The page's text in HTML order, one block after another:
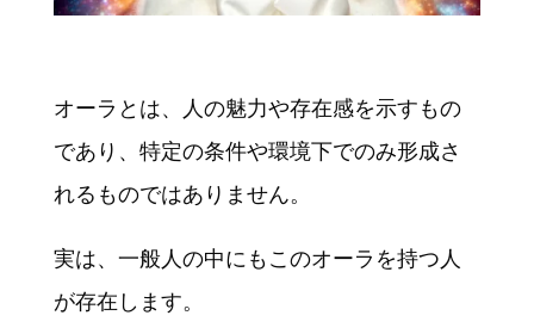
オーラとは、人の魅力や存在感を示すもの
であり、特定の条件や環境下でのみ形成さ
れるものではありません。
実は、一般人の中にもこのオーラを持つ人
が存在します。